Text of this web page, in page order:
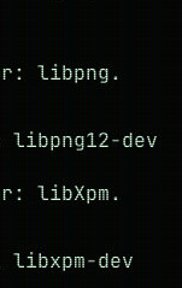
libpng.
dev
libXpm.
dev